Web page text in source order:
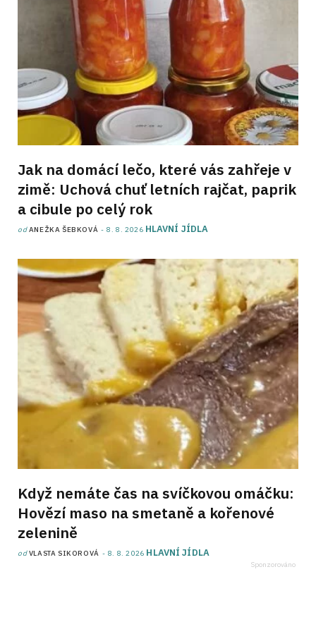
Jak na domácí lečo, které vás zahřeje v
zimě: Uchová chuť letních rajčat, paprik
a cibule po celý rok
odANEŽKA ŠEBKOVÁ 8. 8. 2026 HLAVNÍ JÍDLA
Když nemáte čas na svíčkovou omáčku:
Hovězí maso na smetaně a kořenové
zelenině
odVLASTA SIKOROVÁ 8. 8. 2026 HLAVNÍ JÍDLA